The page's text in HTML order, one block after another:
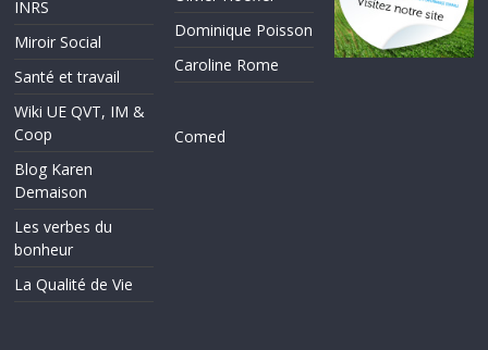
INRS
Miroir Social
Santé et travail
Wiki UE QVT, IM &
Coop
Blog Karen
Demaison
Les verbes du
bonheur
La Qualité de Vie
Dominique Poisson
Caroline Rome
Comed